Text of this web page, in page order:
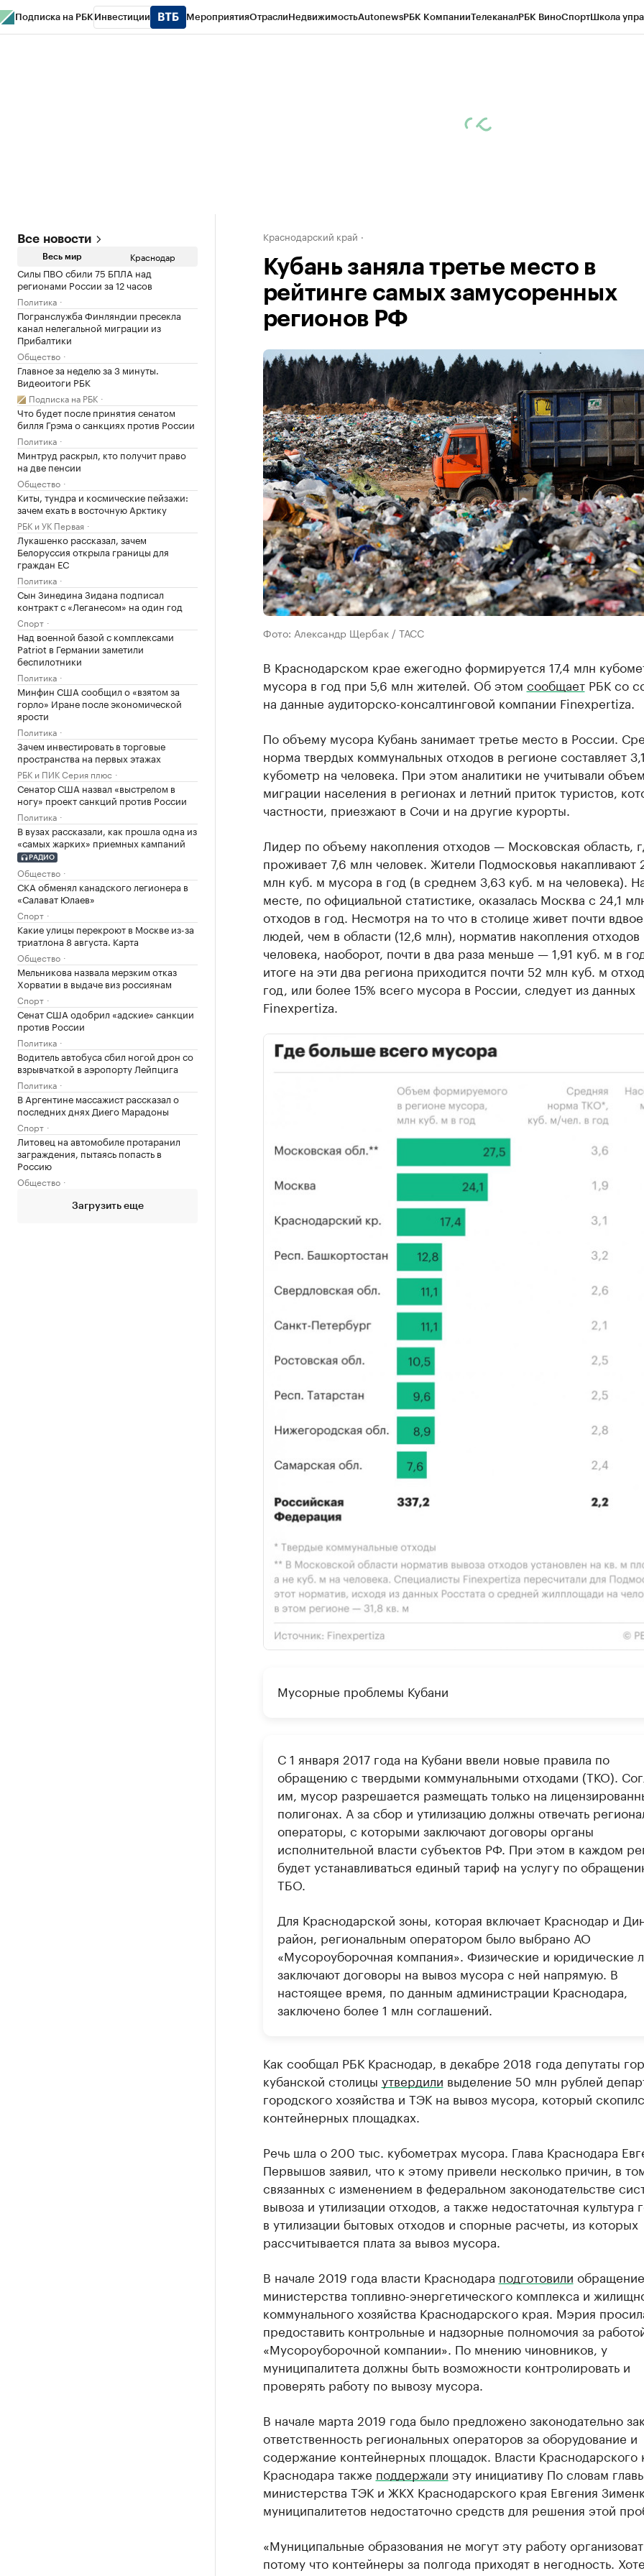
Подписка на РБК Инвестиции МероприятияОтраслиНедвижимостьAutonewsРБК КомпанииТелеканалРБК ВиноСпортШкола
Все новости
Весь мир Краснодар
Силы ПВО сбили 75 БПЛА над
регионами России за 12 часов
Политика
Погранслужба Финляндии пресекла
канал нелегальной миграции из
Прибалтики
Общество
Главное за неделю за 3 минуты.
Видеоитоги РБК
Подписка на РБК
Что будет после принятия сенатом
билля Грэма о санкциях против России
Политика
Минтруд раскрыл, кто получит право
на две пенсии
Общество
Киты, тундра и космические пейзажи:
зачем ехать в восточную Арктику
РБК и УК Первая
Лукашенко рассказал, зачем
Белоруссия открыла границы для
граждан ЕС
Политика
Сын Зинедина Зидана подписал
контракт с «Леганесом» на один год
Спорт
Над военной базой с комплексами
Patriot в Германии заметили
беспилотники
Политика
Минфин США сообщил о «взятом за
горло» Иране после экономической
ярости
Политика
Зачем инвестировать в торговые
пространства на первых этажах
РБК и ПИК Серия плюс
Сенатор США назвал «выстрелом в
ногу» проект санкций против России
Политика
В вузах рассказали, как прошла одна из
«самых жарких» приемных кампаний
РАДИО
Общество
СКА обменял канадского легионера в
«Салават Юлаев»
Спорт
Какие улицы перекроют в Москве из-за
триатлона 8 августа. Карта
Общество
Мельникова назвала мерзким отказ
Хорватии в выдаче виз россиянам
Спорт
Сенат США одобрил «адские» санкции
против России
Политика
Водитель автобуса сбил ногой дрон со
взрывчаткой в аэропорту Лейпцига
Политика
В Аргентине массажист рассказал о
последних днях Диего Марадоны
Спорт
Литовец на автомобиле протаранил
заграждения, пытаясь попасть в
Россию
Общество
Загрузить еще
Краснодарский край
Кубань заняла третье место в
рейтинге самых замусоренных
регионов РФ
Фото: Александр Щербак / ТАСС
В Краснодарском крае ежегодно формируется 17,4 млн
мусора в год при 5,6 млн жителей. Об этом сообщаетРБК со
на данные аудиторско-консалтинговой компании Finexpertiza.
По объему мусора Кубань занимает третье место в России.
норма твердых коммунальных отходов в регионе составляет
кубометр на человека. При этом аналитики не учитывали
миграции населения в регионах и летний приток туристов,
частности, приезжают в Сочи и на другие курорты.
Лидер по объему накопления отходов — Московская область,
проживает 7,6 млн человек. Жители Подмосковья накапливают
млн куб. м мусора в год (в среднем 3,63 куб. м на человека).
месте, по официальной статистике, оказалась Москва с 24,1
отходов в год. Несмотря на то что в столице живет почти
людей, чем в области (12,6 млн), норматив накопления отходов
человека, наоборот, почти в два раза меньше — 1,91 куб. м в
итоге на эти два региона приходится почти 52 млн куб. м
год, или более 15% всего мусора в России, следует из данных
Finexpertiza.
Мусорные проблемы Кубани
С 1 января 2017 года на Кубани ввели новые правила по
обращению с твердыми коммунальными отходами (ТКО).
им, мусор разрешается размещать только на
полигонах. А за сбор и утилизацию должны отвечать
операторы, с которыми заключают договоры органы
исполнительной власти субъектов РФ. При этом в каждом
будет устанавливаться единый тариф на услугу по
ТБО.
Для Краснодарской зоны, которая включает Краснодар и
район, региональным оператором было выбрано АО
«Мусороуборочная компания». Физические и юридические
заключают договоры на вывоз мусора с ней напрямую. В
настоящее время, по данным администрации Краснодара,
заключено более 1 млн соглашений.
Как сообщал РБК Краснодар, в декабре 2018 года депутаты
кубанской столицы утвердили выделение 50 млн рублей
городского хозяйства и ТЭК на вывоз мусора, который
контейнерных площадках.
Речь шла о 200 тыс. кубометрах мусора. Глава Краснодара
Первышов заявил, что к этому привели несколько причин, в
связанных с изменением в федеральном законодательстве
вывоза и утилизации отходов, а также недостаточная культура
в утилизации бытовых отходов и спорные расчеты, из которых
рассчитывается плата за вывоз мусора.
В начале 2019 года власти Краснодара подготовили
министерства топливно-энергетического комплекса и
коммунального хозяйства Краснодарского края. Мэрия
предоставить контрольные и надзорные полномочия за
«Мусороуборочной компании». По мнению чиновников, у
муниципалитета должны быть возможности контролировать и
проверять работу по вывозу мусора.
В начале марта 2019 года было предложено законодательно
ответственность региональных операторов за оборудование и
содержание контейнерных площадок. Власти Краснодарского
Краснодара также поддержали эту инициативу По словам
министерства ТЭК и ЖКХ Краснодарского края Евгения
муниципалитетов недостаточно средств для решения этой
«Муниципальные образования не могут эту работу
потому что контейнеры за полгода приходят в негодность.